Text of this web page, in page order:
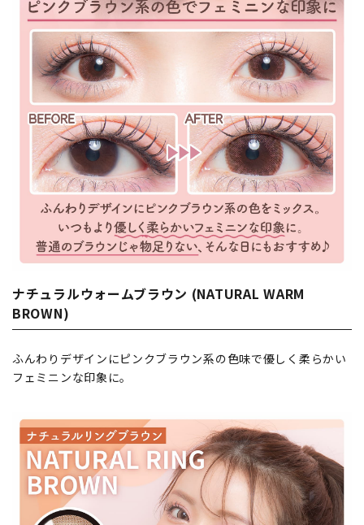
ナチュラルウォームブラウン (NATURAL WARM
BROWN)
ふんわりデザインにピンクブラウン系の色味で優しく柔らかい
フェミニンな印象に。